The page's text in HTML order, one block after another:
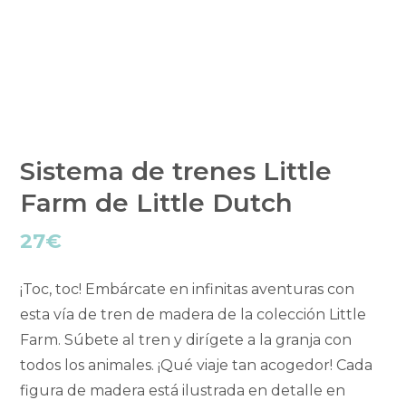
Sistema de trenes Little
Farm de Little Dutch
27€
¡Toc, toc! Embárcate en infinitas aventuras con
esta vía de tren de madera de la colección Little
Farm. Súbete al tren y dirígete a la granja con
todos los animales. ¡Qué viaje tan acogedor! Cada
figura de madera está ilustrada en detalle en